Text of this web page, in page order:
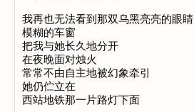
我再也无法看到那双乌黑亮亮的眼睛
模糊的车窗
把我与她长久地分开
在夜晚面对烛火
常常不由自主地被幻象牵引
她仍伫立在
西站地铁那一片路灯下面